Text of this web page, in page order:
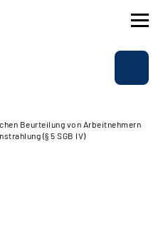
Beurteilung von Arbeitnehmern
(§ 5 SGB IV)